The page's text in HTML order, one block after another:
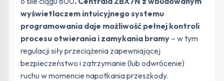
wyświetlaczem intuicyjnego systemu
programowania daje możliwość pełnej kontroli
procesu otwierania i zamykania bramy – w tym
regulacji siły przeciążenia zapewniającej
bezpieczeństwo i zatrzymanie (lub odwrócenie)
ruchu w momencie napotkania przeszkody.